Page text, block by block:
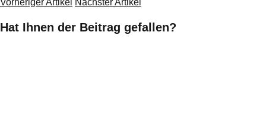
Hat Ihnen der Beitrag gefallen?